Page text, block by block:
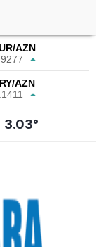
AZN
AZN
3.03°